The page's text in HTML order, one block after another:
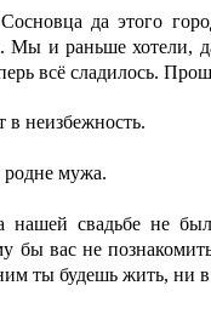
да этого
и раньше хотели,
всё сладилось.
в неизбежность.
родне мужа.
свадьбе не
вас не
ты будешь жить, ни в